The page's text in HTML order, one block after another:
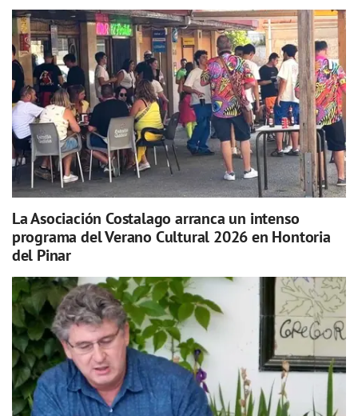
La Asociación Costalago arranca un intenso
programa del Verano Cultural 2026 en Hontoria
del Pinar